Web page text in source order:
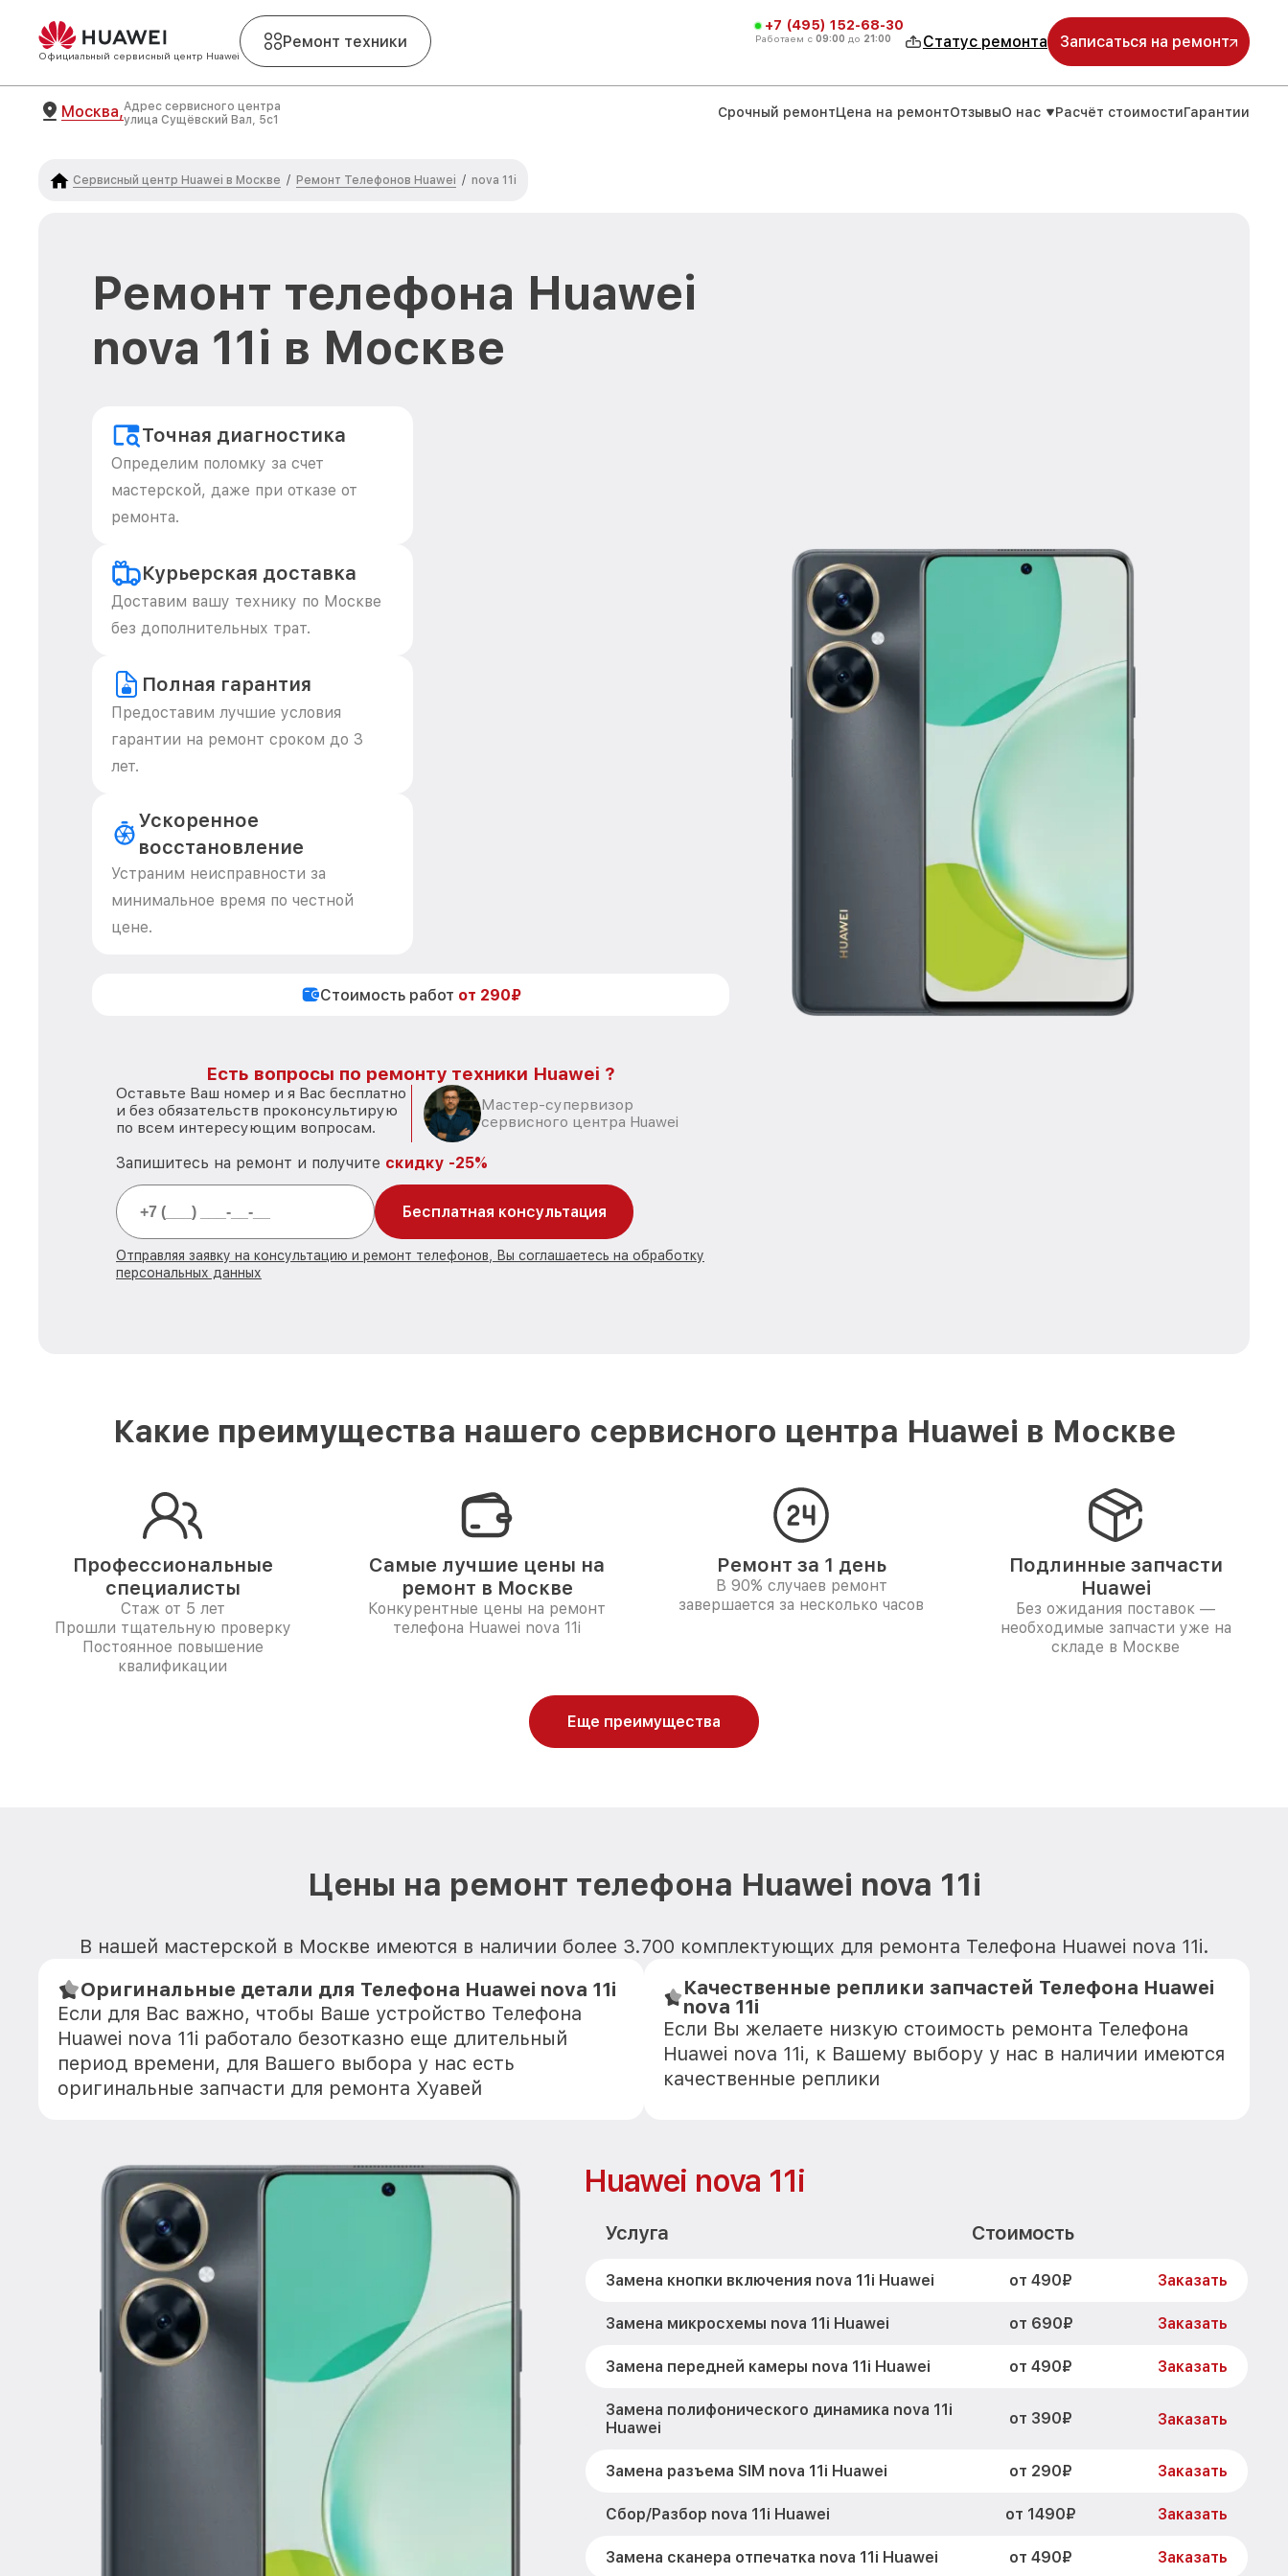
Официальный сервисный центр Huawei
Ремонт техники
+7 (495) 152-68-30
Работаем с 09:00 до 21:00 Статус ремонта Записаться на ремонт
Москва,Адрес сервисного центра
улица Сущёвский Вал, 5с1
Срочный ремонтЦена на ремонтОтзывыО нас Расчёт стоимостиГарантии
Сервисный центр Huawei в Москве / Ремонт Телефонов Huawei / nova 11i
Ремонт телефона Huawei
nova 11i в Москве
Точная диагностика
Определим поломку за счет
мастерской, даже при отказе от
ремонта.
Курьерская доставка
Доставим вашу технику по Москве
без дополнительных трат.
Полная гарантия
Предоставим лучшие условия
гарантии на ремонт сроком до 3
лет.
Ускоренное
восстановление
Устраним неисправности за
минимальное время по честной
цене.
Стоимость работ от 290₽
Есть вопросы по ремонту техники Huawei ?
Оставьте Ваш номер и я Вас бесплатно
и без обязательств проконсультирую
по всем интересующим вопросам.
Мастер-супервизор
сервисного центра Huawei
Запишитесь на ремонт и получите скидку -25%
Бесплатная консультация
Отправляя заявку на консультацию и ремонт телефонов, Вы соглашаетесь на обработку
персональных данных
Какие преимущества нашего сервисного центра Huawei в Москве
Профессиональные
специалисты
Стаж от 5 лет
Прошли тщательную проверку
Постоянное повышение
квалификации
Самые лучшие цены на
ремонт в Москве
Конкурентные цены на ремонт
телефона Huawei nova 11i
Ремонт за 1 день
В 90% случаев ремонт
завершается за несколько часов
Подлинные запчасти
Huawei
Без ожидания поставок —
необходимые запчасти уже на
складе в Москве
Еще преимущества
Цены на ремонт телефона Huawei nova 11i
В нашей мастерской в Москве имеются в наличии более 3.700 комплектующих для ремонта Телефона Huawei nova 11i.
Оригинальные детали для Телефона Huawei nova 11i
Если для Вас важно, чтобы Ваше устройство Телефона
Huawei nova 11i работало безотказно еще длительный
период времени, для Вашего выбора у нас есть
оригинальные запчасти для ремонта Хуавей
Качественные реплики запчастей Телефона Huawei
nova 11i
Если Вы желаете низкую стоимость ремонта Телефона
Huawei nova 11i, к Вашему выбору у нас в наличии имеются
качественные реплики
Huawei nova 11i
Услуга Стоимость
Замена кнопки включения nova 11i Huawei от 490₽ Заказать
Замена микросхемы nova 11i Huawei от 690₽ Заказать
Замена передней камеры nova 11i Huawei от 490₽ Заказать
Замена полифонического динамика nova 11i
Huawei
от 390₽ Заказать
Замена разъема SIM nova 11i Huawei от 290₽ Заказать
Сбор/Разбор nova 11i Huawei от 1490₽ Заказать
Замена сканера отпечатка nova 11i Huawei от 490₽ Заказать